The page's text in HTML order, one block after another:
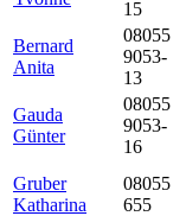
15
Bernard
Anita
08055
9053-
13
Gauda
Günter
08055
9053-
16
Gruber
Katharina
08055
655